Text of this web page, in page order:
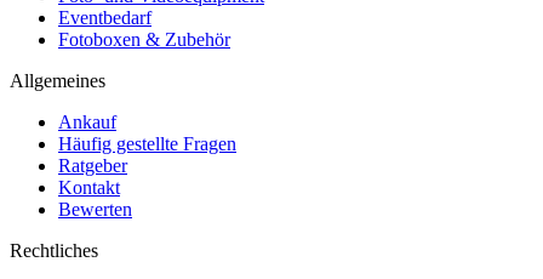
Eventbedarf
Fotoboxen & Zubehör
Allgemeines
Ankauf
Häufig gestellte Fragen
Ratgeber
Kontakt
Bewerten
Rechtliches